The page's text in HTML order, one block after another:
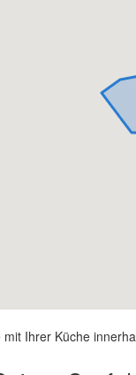
mit Ihrer Küche